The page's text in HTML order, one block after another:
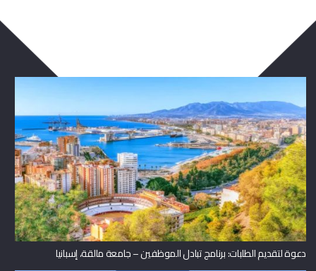
دعوة لتقديم الطلبات: برنامج تبادل الموظفين – جامعة مالقة، إسبانيا